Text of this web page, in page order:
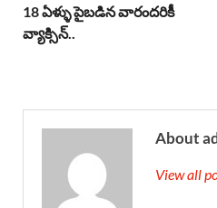
18 ఏళ్ళు పైబడిన వారందరికీ
వ్యాక్సిన్..
About
View all